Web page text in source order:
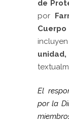
de
por
unidad,
El
porla